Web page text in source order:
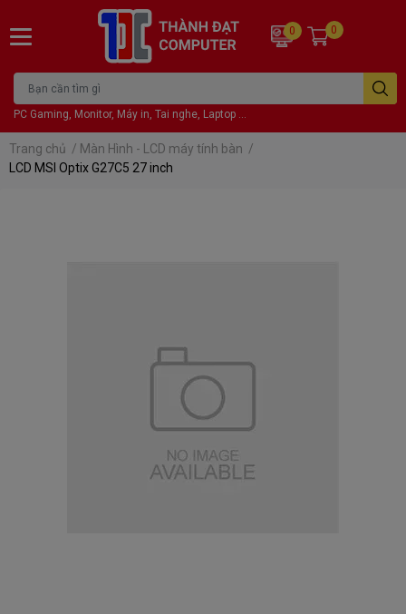
PC Gaming, Monitor, Máy in, Tai nghe, Laptop ...
0 0
Trang chủ / Màn Hình - LCD máy tính bàn /
LCD MSI Optix G27C5 27 inch